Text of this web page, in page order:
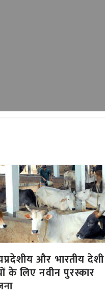
और भारतीय देशी
के लिए नवीन पुरस्कार